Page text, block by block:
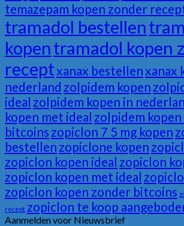
temazepam kopen zonder
tramadol bestellen
kopentramadol kopen
receptxanax bestellenxanax
nederland zolpidem kopen
ideal zolpidem kopen in
kopen met ideal zolpidem
bitcoins zopiclon 7 5 mg kopen
bestellen zopiclone kopen
zopiclon kopen ideal zopiclon
zopiclon kopen met ideal
zopiclon kopen zonder bitcoins
recept zopiclon te koop
Aanmelden voor Nieuwsbrief